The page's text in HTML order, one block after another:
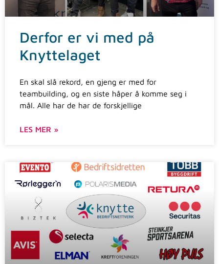
Derfor er vi med på
Knyttelaget
En skal slå rekord, en gjeng er med for
teambuilding, og en siste håper å komme seg i
mål. Alle har de har de forskjellige
LES MER »